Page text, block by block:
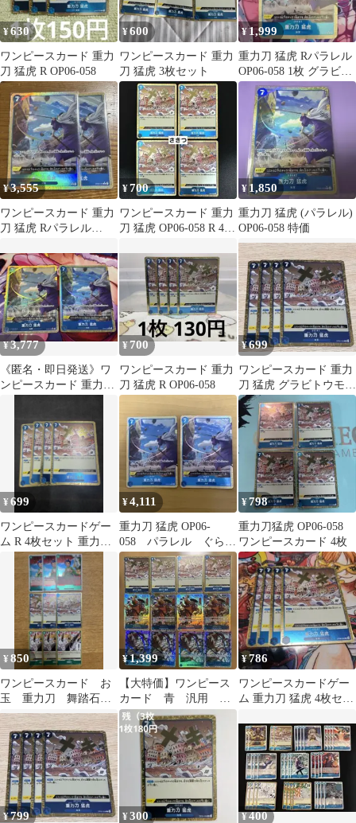
¥630
ワンピースカード 重力
刀 猛虎 R OP06-058
¥600
ワンピースカード 重力
刀 猛虎 3枚セット
¥1,999
重力刀 猛虎 Rパラレル
OP06-058 1枚 グラビと
うもうこ
¥3,555
ワンピースカード 重力
刀 猛虎 Rパラレル
¥700
ワンピースカード 重力
刀 猛虎 OP06-058 R 4枚
¥1,850
重力刀 猛虎 (パラレル)
OP06-058 特価
¥3,777
《匿名・即日発送》ワ
ンピースカード 重力
¥700
ワンピースカード 重力
刀 猛虎 R OP06-058
¥699
ワンピースカード 重力
刀 猛虎 グラビトウモウ
コ 4枚セット OP06-
058
¥699
ワンピースカードゲー
ム R 4枚セット 重力刀
猛虎 OP06-058
¥4,111
重力刀 猛虎 OP06-
058 パラレル ぐらび
とうもうこ 2枚セット
¥798
重力刀猛虎 OP06-058
ワンピースカード 4枚
¥850
ワンピースカード お
玉 重力刀 舞踏石
各3枚セット
¥1,399
【大特価】ワンピース
カード 青 汎用 白
ひげ海賊団 ニューゲ
ート おでん 猛虎
¥786
ワンピースカードゲー
ム 重力刀 猛虎 4枚セッ
¥799 ¥300 ¥400